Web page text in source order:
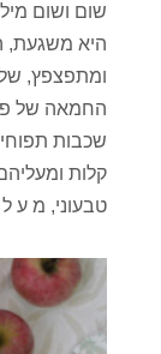
שום ושום
היא משגעת,
ומתפצפץ,
החמאה של
שכבות
קלות
טבעוני, מ ע